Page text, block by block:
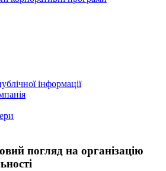
інформації
погляд на організацію